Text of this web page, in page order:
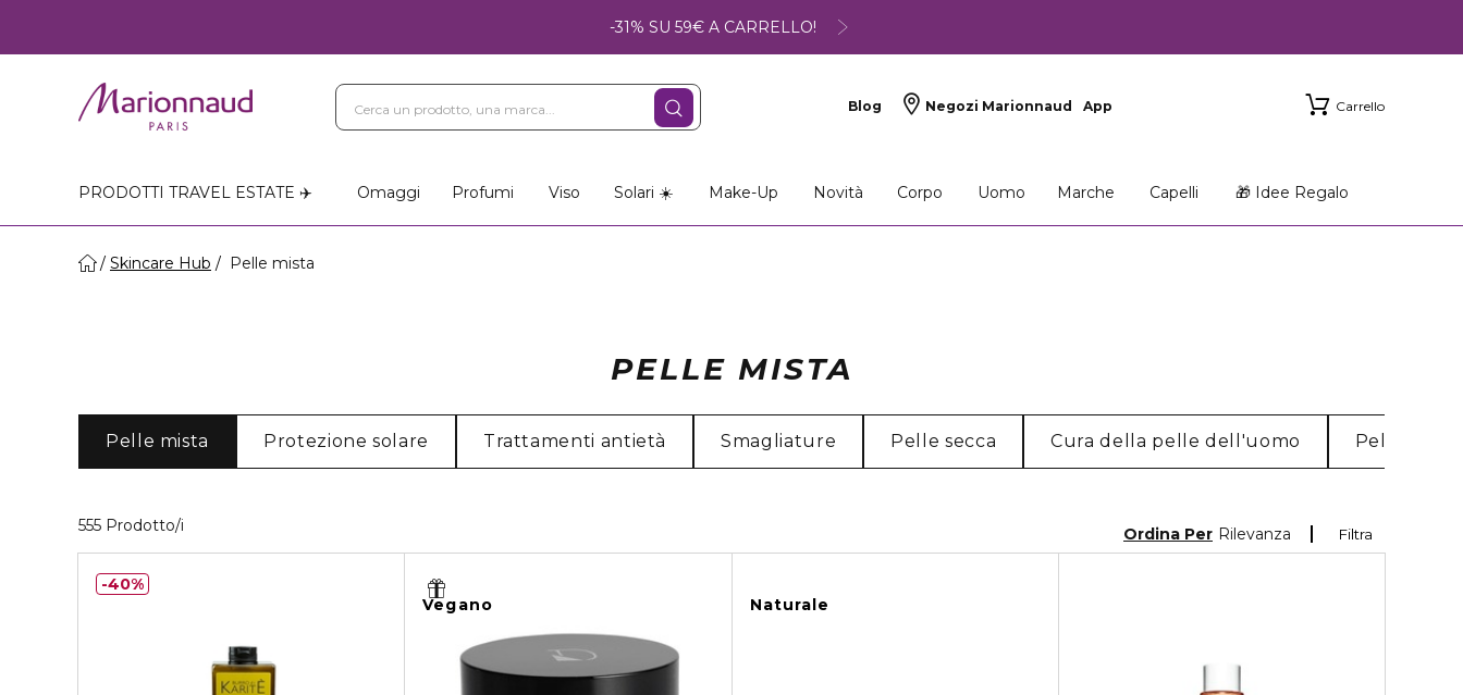
-31% SU 59€ A CARRELLO!
Blog Negozi Marionnaud App Carrello
PRODOTTI TRAVEL ESTATE ✈️ Omaggi Profumi Viso Solari ☀️ Make-Up Novità Corpo Uomo Marche Capelli 🎁 Idee Regalo
Skincare Hub Pelle mista
PELLE MISTA
Pelle mista Protezione solare Trattamenti antietà Smagliature Pelle secca Cura della pelle dell'uomo Pelle
555 Prodotto/i Filtra
Ordina Per Rilevanza
40%
Vegano
Naturale